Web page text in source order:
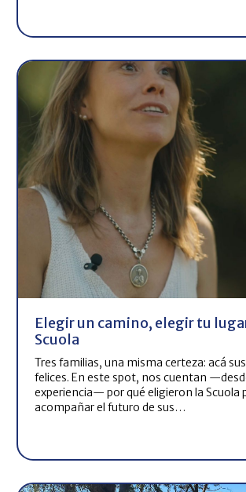
Elegir un camino, elegir tu
Scuola
Tres familias, una misma certeza: acá
felices. En este spot, nos cuentan
experiencia— por qué eligieron la Scuola
acompañar el futuro de sus…